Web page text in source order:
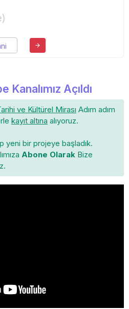
Kanalımız Açıldı
ve Kültürel Mirası Adım adım
kayıt altına alıyoruz.
yeni bir projeye başladık.
Abone Olarak Bize